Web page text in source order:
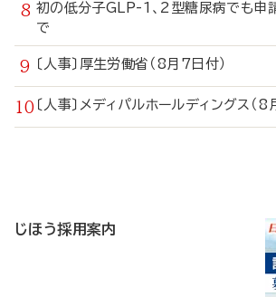
初の低分子GLP-1、2型糖尿病でも申
で
〔人事〕厚生労働省（8月7日付）
〔人事〕メディパルホールディングス
じほう採用案内